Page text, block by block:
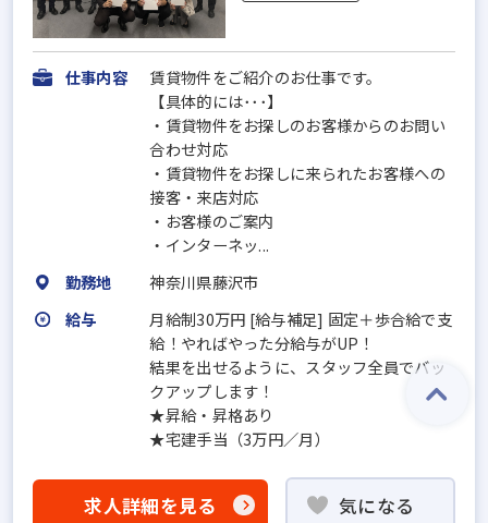
仕事内容
賃貸物件をご紹介のお仕事です。
【具体的には･･･】
・賃貸物件をお探しのお客様からのお問い
合わせ対応
・賃貸物件をお探しに来られたお客様への
接客・来店対応
・お客様のご案内
・インターネッ...
勤務地
神奈川県藤沢市
給与
月給制30万円 [給与補足] 固定＋歩合給で支
給！やればやった分給与がUP！
結果を出せるように、スタッフ全員でバッ
クアップします！
★昇給・昇格あり
★宅建手当（3万円／月）
求人詳細を見る 気になる